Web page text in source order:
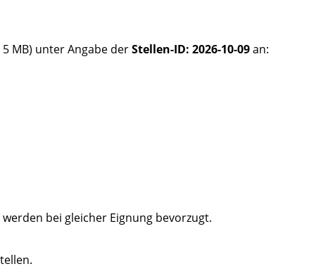
MB) unter Angabe derStellen-ID: 2026-10-09an:
bei gleicher Eignung bevorzugt.